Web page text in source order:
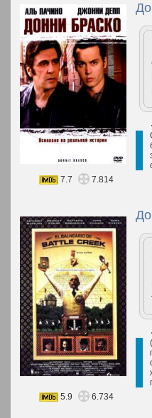
7.7
7.814
5.9
6.734